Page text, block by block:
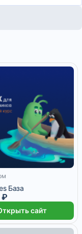
База
₽
сайт